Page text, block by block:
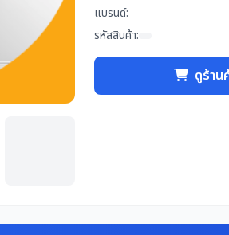
แบรนด์:
รหัสสินค้า:
ดูร้าน